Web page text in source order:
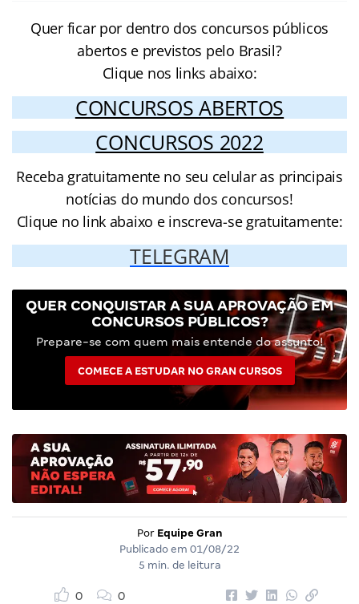
Quer ficar por dentro dos concursos públicos
abertos e previstos pelo Brasil?
Clique nos links abaixo:
CONCURSOS ABERTOS
CONCURSOS 2022
Receba gratuitamente no seu celular as principais
notícias do mundo dos concursos!
Clique no link abaixo e inscreva-se gratuitamente:
TELEGRAM
QUER CONQUISTAR A SUA APROVAÇÃO EM
CONCURSOS PÚBLICOS?
Prepare-se com quem mais entende do assunto!
COMECE A ESTUDAR NO GRAN CURSOS
Por Equipe Gran
Publicado em 01/08/22
5 min. de leitura
0 0